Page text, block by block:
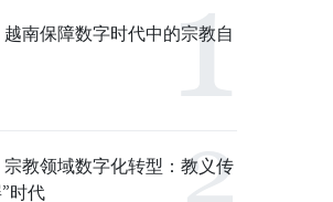
越南保障数字时代中的宗教自
宗教领域数字化转型：教义传
时代